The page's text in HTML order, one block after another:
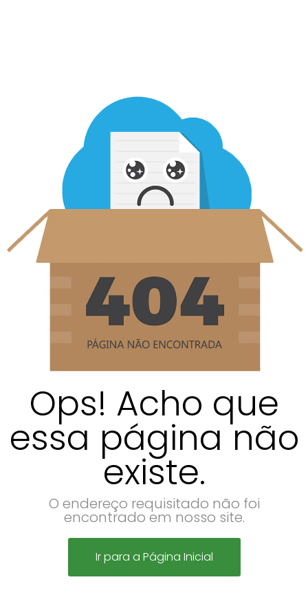
Ops! Acho que
essa página não
existe.
O endereço requisitado não foi
encontrado em nosso site.
Ir para a Página Inicial